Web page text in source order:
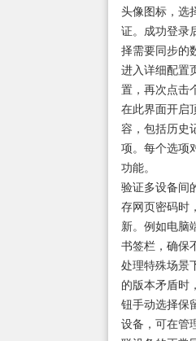
头像图标，选
证。成功登录
择需要同步的
进入详细配置
置，再次点击
在此界面开启
容，包括历史
项。每个选项
功能。
验证多设备间
存网页密码时
新。例如电脑
书签栏，确保
处理特殊场景
的版本矛盾时
钮手动选择保
设备，可在管